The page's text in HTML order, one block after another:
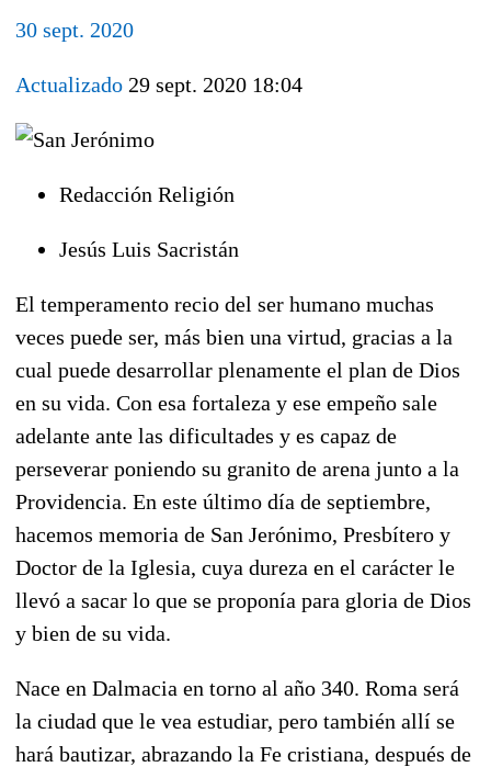
30 sept. 2020
Actualizado 29 sept. 2020 18:04
Redacción Religión
Jesús Luis Sacristán
El temperamento recio del ser humano muchas
veces puede ser, más bien una virtud, gracias a la
cual puede desarrollar plenamente el plan de Dios
en su vida. Con esa fortaleza y ese empeño sale
adelante ante las dificultades y es capaz de
perseverar poniendo su granito de arena junto a la
Providencia. En este último día de septiembre,
hacemos memoria de San Jerónimo, Presbítero y
Doctor de la Iglesia, cuya dureza en el carácter le
llevó a sacar lo que se proponía para gloria de Dios
y bien de su vida.
Nace en Dalmacia en torno al año 340. Roma será
la ciudad que le vea estudiar, pero también allí se
hará bautizar, abrazando la Fe cristiana, después de